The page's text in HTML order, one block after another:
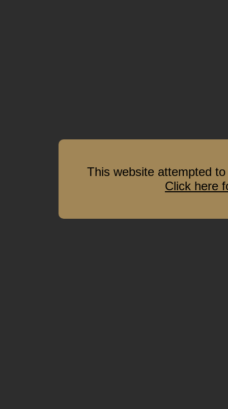
This website attempted
Click here